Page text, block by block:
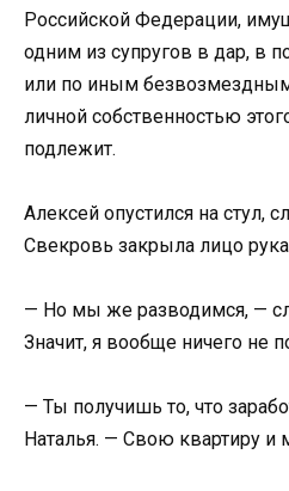
Российской Федерации,
одним из супругов в дар, в
или по иным
личной собственностью
подлежит.
Алексей опустился на стул,
Свекровь закрыла лицо
— Но мы же разводимся, —
Значит, я вообще ничего не
— Ты получишь то, что
Наталья. — Свою квартиру и